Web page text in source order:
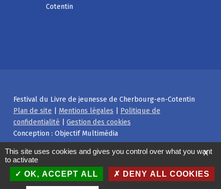
Cotentin
Festival du Livre de jeunesse de Cherbourg-en-Cotentin
Plan de site | Mentions légales | Politique de
confidentialité | Gestion des cookies
Conception : Objectif Multimédia
Facebook
Instagram
Back to top ↑ X
This site uses cookies and gives you control over what you want
to activate
OK, ACCEPT ALL
DENY ALL COOKIES